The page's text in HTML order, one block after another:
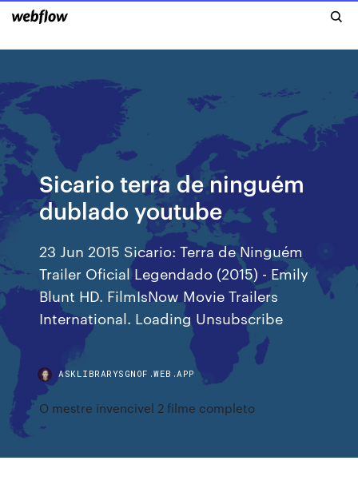
Sicario terra de ninguém
dublado youtube
23 Jun 2015 Sicario: Terra de Ninguém
Trailer Oficial Legendado (2015) - Emily
Blunt HD. FilmIsNow Movie Trailers
International. Loading Unsubscribe
ASKLIBRARYSGNOF.WEB.APP
O mestre invencivel 2 filme completo